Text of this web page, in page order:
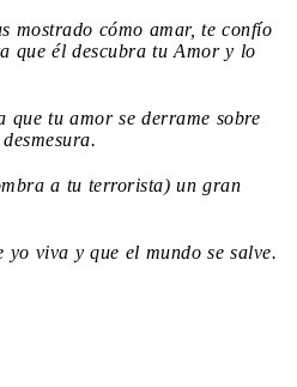
mostrado cómo amar, te confío
que él descubra tu Amor y lo
que tu amor se derrame sobre
a tu terrorista) un gran
viva y que el mundo se salve.